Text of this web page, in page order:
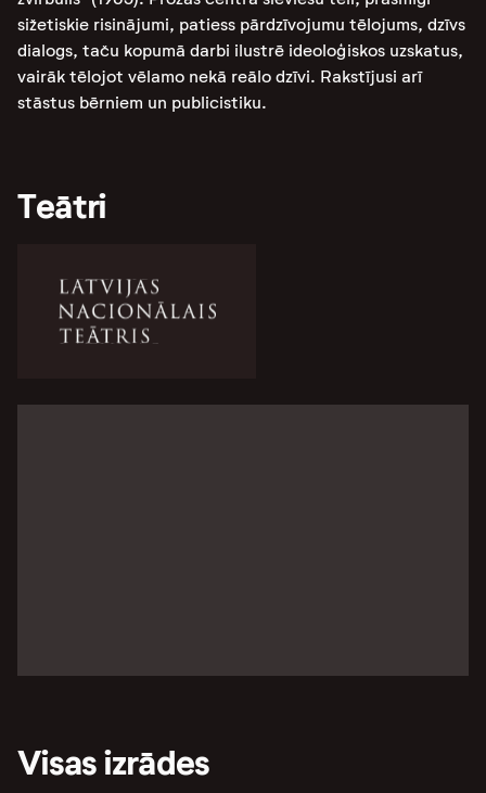
sižetiskie risinājumi, patiess pārdzīvojumu tēlojums, dzīvs
dialogs, taču kopumā darbi ilustrē ideoloģiskos uzskatus,
vairāk tēlojot vēlamo nekā reālo dzīvi. Rakstījusi arī
stāstus bērniem un publicistiku.
Teātri
Visas izrādes